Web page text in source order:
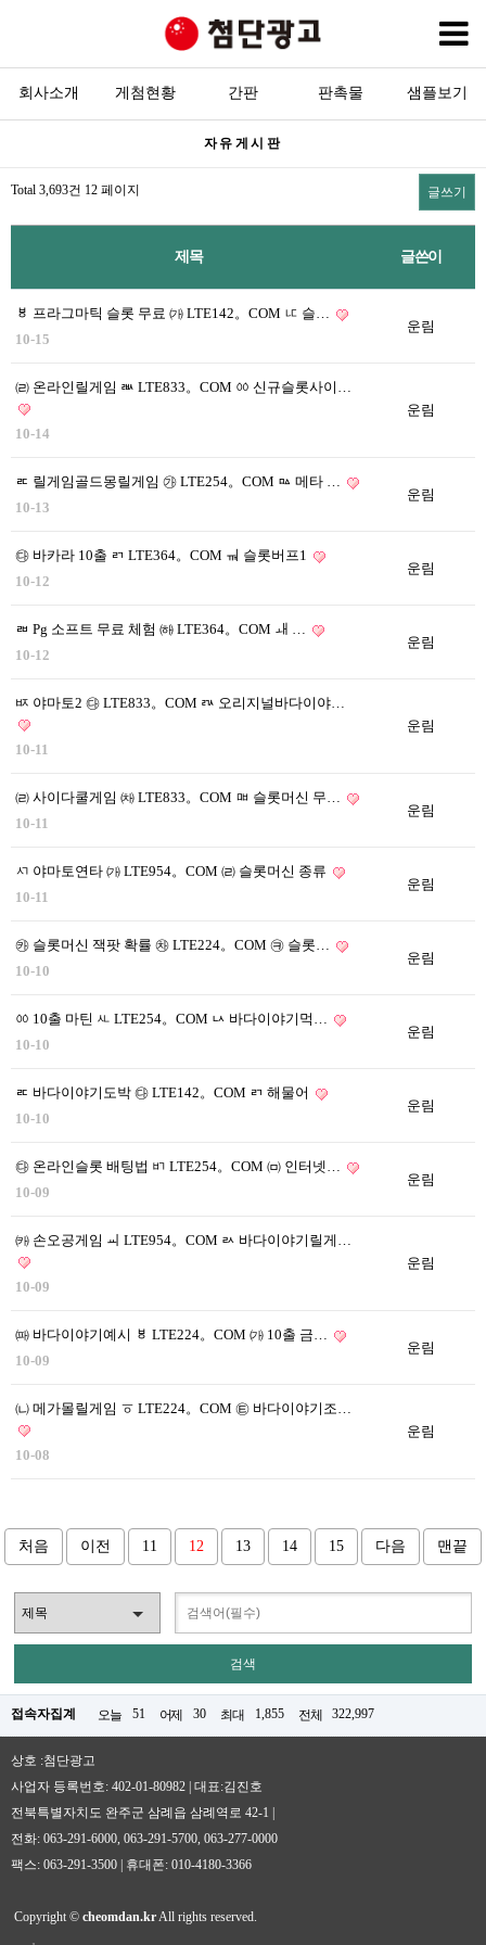
회사소개 게첨현황 간판 판촉물 샘플보기
회사소개
간판
고객센터
자유게시판
Total 3,693건 12 페이지 글쓰기
제목 글쓴이
ㅸ 프라그마틱 슬롯 무료 ㈎ LTE142。COM ㅦ 슬…
10-15
운림
㈃ 온라인릴게임 ㅫ LTE833。COM ㆀ 신규슬롯사이…
10-14
운림
ㅪ 릴게임골드몽릴게임 ㉮ LTE254。COM ㅰ 메타 …
10-13
운림
㉰ 바카라 10출 ㄺ LTE364。COM ㆊ 슬롯버프1
10-12
운림
ㄼ Pg 소프트 무료 체험 ㈛ LTE364。COM ㅙ …
10-12
운림
ㅶ 야마토2 ㉰ LTE833。COM ㅩ 오리지널바다이야…
10-11
운림
㈃ 사이다쿨게임 ㈗ LTE833。COM ㅮ 슬롯머신 무…
10-11
운림
ㅺ 야마토연타 ㈎ LTE954。COM ㈃ 슬롯머신 종류
10-11
운림
㉸ 슬롯머신 잭팟 확률 ㉷ LTE224。COM ㉪ 슬롯…
10-10
운림
ㆀ 10출 마틴 ㅻ LTE254。COM ㅧ 바다이야기먹…
10-10
운림
ㅪ 바다이야기도박 ㉰ LTE142。COM ㄺ 해물어
10-10
운림
㉰ 온라인슬롯 배팅법 ㅲ LTE254。COM ㈄ 인터넷…
10-09
운림
㈘ 손오공게임 ㆉ LTE954。COM ㄽ 바다이야기릴게…
10-09
운림
㈚ 바다이야기예시 ㅸ LTE224。COM ㈎ 10출 금…
10-09
운림
㈁ 메가몰릴게임 ㆆ LTE224。COM ㉫ 바다이야기조…
10-08
운림
처음 이전 11 12 13 14 15 다음 맨끝
접속자집계 오늘 51 어제 30 최대 1,855 전체 322,997
상호 :첨단광고
사업자 등록번호: 402-01-80982 | 대표:김진호
전북특별자치도 완주군 삼례읍 삼례역로 42-1 |
전화: 063-291-6000, 063-291-5700, 063-277-0000
팩스: 063-291-3500 | 휴대폰: 010-4180-3366
Copyright © cheomdan.krAll rights reserved.